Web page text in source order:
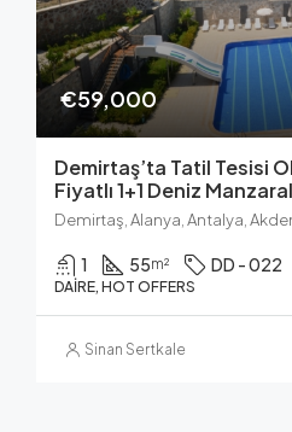
€59,000
Demirtaş’ta Tatil Tesisi
Fiyatlı 1+1 Deniz
Demirtaş, Alanya, Antalya,
1 55m² DD - 022
DAIRE, HOT OFFERS
Sinan Sertkale